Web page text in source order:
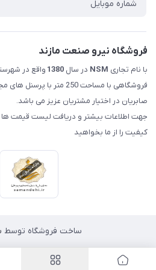
فروشگاه نیرو صنعت مازند
با نام تجاری NSM در سال 1380 واقع در
فروشگاهی با مساحت 250
صابریان در اختیار مشتریان عزیز می باشد.
جهت اطلاعات بیشتر و دریافت لیست قیمت ها
کیفیت را از ما بخواهید
ساخت فروشگاه توسط